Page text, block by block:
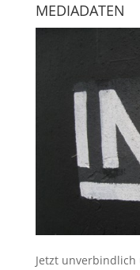
MEDIADATEN
Jetzt